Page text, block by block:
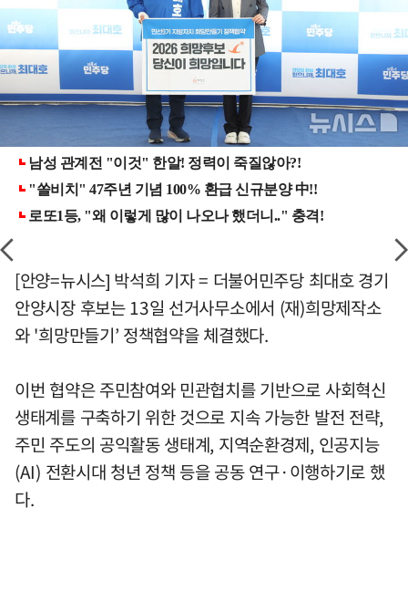
[안양=뉴시스] 박석희 기자 = 더불어민주당 최대호 경기
안양시장 후보는 13일 선거사무소에서 (재)희망제작소
와 '희망만들기’ 정책협약을 체결했다.
이번 협약은 주민참여와 민관협치를 기반으로 사회혁신
생태계를 구축하기 위한 것으로 지속 가능한 발전 전략,
주민 주도의 공익활동 생태계, 지역순환경제, 인공지능
(AI) 전환시대 청년 정책 등을 공동 연구·이행하기로 했
다.